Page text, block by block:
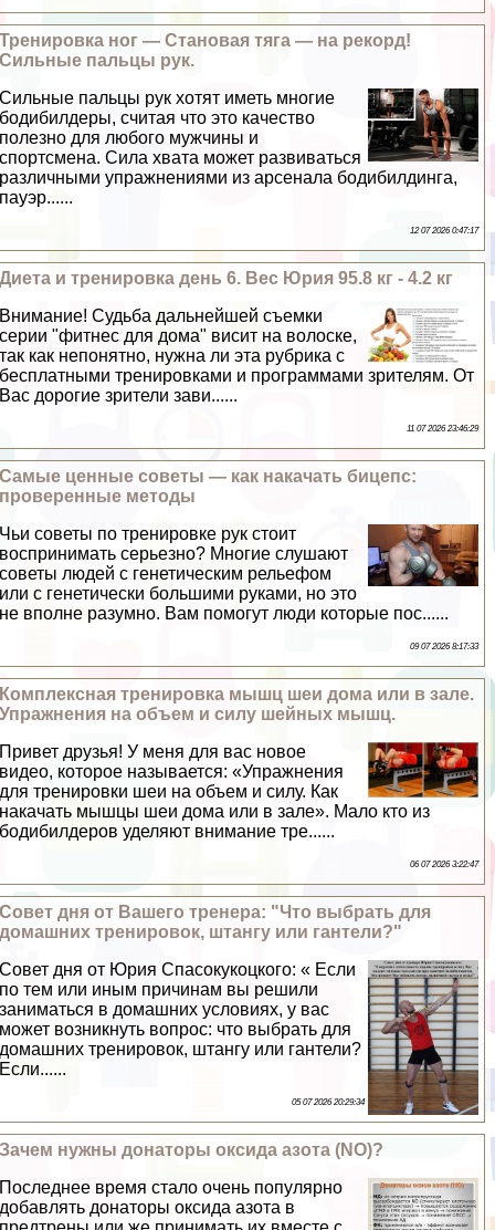
Тренировка ног — Становая тяга — на рекорд!
Сильные пальцы рук.
Сильные пальцы рук хотят иметь многие
бодибилдеры, считая что это качество
полезно для любого мужчины и
спортсмена. Сила хвата может развиваться
различными упражнениями из арсенала бодибилдинга,
пауэр......
12 07 2026 0:47:17
Диета и тренировка день 6. Вес Юрия 95.8 кг - 4.2 кг
Внимание! Судьба дальнейшей съемки
серии "фитнес для дома" висит на волоске,
так как непонятно, нужна ли эта рубрика с
бесплатными тренировками и программами зрителям. От
Вас дорогие зрители зави......
11 07 2026 23:46:29
Самые ценные советы — как накачать бицепс:
проверенные методы
Чьи советы по тренировке рук стоит
воспринимать серьезно? Многие слушают
советы людей с генетическим рельефом
или с генетически большими руками, но это
не вполне разумно. Вам помогут люди которые пос......
09 07 2026 8:17:33
Комплексная тренировка мышц шеи дома или в зале.
Упражнения на объем и силу шейных мышц.
Привет друзья! У меня для вас новое
видео, которое называется: «Упражнения
для тренировки шеи на объем и силу. Как
накачать мышцы шеи дома или в зале». Мало кто из
бодибилдеров уделяют внимание тре......
06 07 2026 3:22:47
Совет дня от Вашего тренера: "Что выбрать для
домашних тренировок, штангу или гантели?"
Совет дня от Юрия Спасокукоцкого: « Если
по тем или иным причинам вы решили
заниматься в домашних условиях, у вас
может возникнуть вопрос: что выбрать для
домашних тренировок, штангу или гантели?
Если......
05 07 2026 20:29:34
Зачем нужны донаторы оксида азота (NO)?
Последнее время стало очень популярно
добавлять донаторы оксида азота в